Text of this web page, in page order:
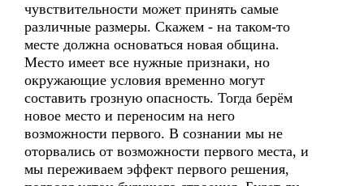
чувствительности может принять самые
различные размеры. Скажем - на таком-то
месте должна основаться новая община.
Место имеет все нужные признаки, но
окружающие условия временно могут
составить грозную опасность. Тогда берём
новое место и переносим на него
возможности первого. В сознании мы не
оторвались от возможности первого места, и
мы переживаем эффект первого решения,